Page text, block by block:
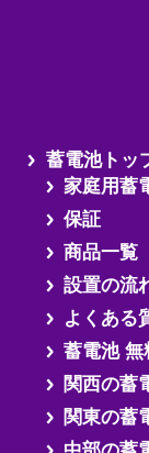
蓄電池トッ
家庭用蓄
保証
商品一覧
設置の流
よくある
蓄電池 無
関西の蓄
関東の蓄